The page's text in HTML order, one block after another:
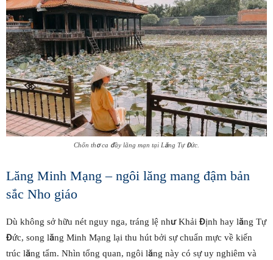
Chốn thơ ca đầy lãng mạn tại Lăng Tự Đức.
Lăng Minh Mạng – ngôi lăng mang đậm bản
sắc Nho giáo
Dù không sở hữu nét nguy nga, tráng lệ như Khải Định hay lăng Tự
Đức, song lăng Minh Mạng lại thu hút bởi sự chuẩn mực về kiến
trúc lăng tẩm. Nhìn tổng quan, ngôi lăng này có sự uy nghiêm và